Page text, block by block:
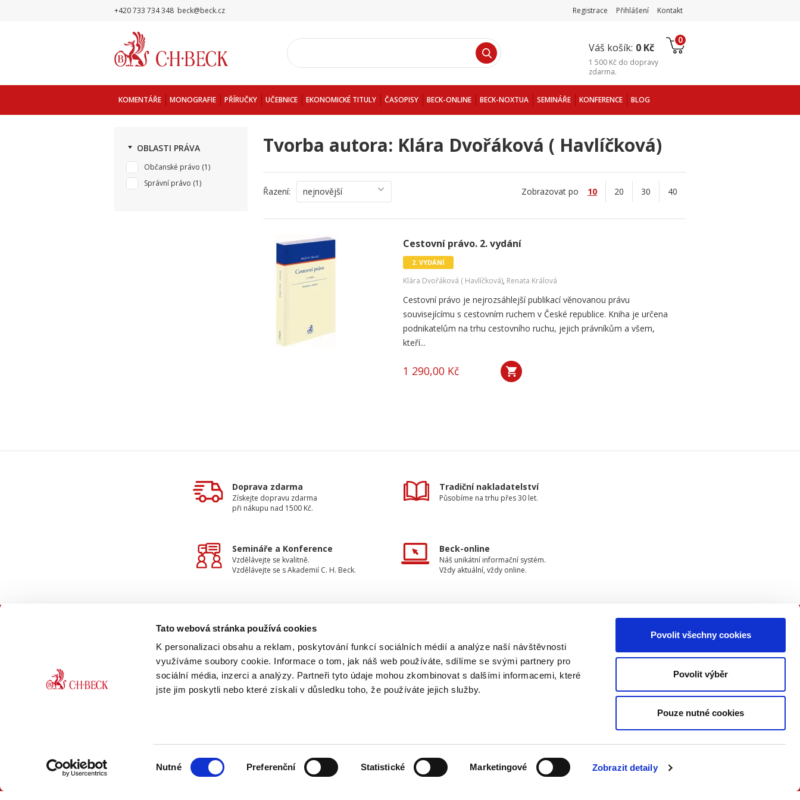
Tato webová stránka používá cookies
K personalizaci obsahu a reklam, poskytování funkcí sociálních médií a analýze naší návštěvnosti
využíváme soubory cookie. Informace o tom, jak náš web používáte, sdílíme se svými partnery pro
sociální média, inzerci a analýzy. Partneři tyto údaje mohou zkombinovat s dalšími informacemi, které
jste jim poskytli nebo které získali v důsledku toho, že používáte jejich služby.
Nutné Preferenční Statistické Marketingové Zobrazit detaily
Povolit všechny cookies
Povolit výběr
Pouze nutné cookies
+420 733 734 348 beck@beck.cz Registrace Přihlášení Kontakt
Váš košík: 0 Kč
0
1 500 Kč do dopravy
zdarma.
KOMENTÁŘE MONOGRAFIE PŘÍRUČKY UČEBNICE EKONOMICKÉ TITULY ČASOPISY BECK-ONLINE BECK-NOXTUA SEMINÁŘE KONFERENCE BLOG
OBLASTI PRÁVA
Občanské právo (1)
Správní právo (1)
Tvorba autora: Klára Dvořáková ( Havlíčková)
Řazení: nejnovější Zobrazovat po 10 20 30 40
Cestovní právo. 2. vydání
2. VYDÁNÍ
Klára Dvořáková ( Havlíčková), Renata Králová
Cestovní právo je nejrozsáhlejší publikací věnovanou právu
souvisejícímu s cestovním ruchem v České republice. Kniha je určena
podnikatelům na trhu cestovního ruchu, jejich právníkům a všem,
kteří...
1 290,00 Kč
Doprava zdarma
Získejte dopravu zdarma
při nákupu nad 1500 Kč.
Tradiční nakladatelství
Působíme na trhu přes 30 let.
Semináře a Konference
Vzdělávejte se kvalitně.
Vzdělávejte se s Akademií C. H. Beck.
Beck-online
Náš unikátní informační systém.
Vždy aktuální, vždy online.
KONTAKTUJTE NÁS
733 734 348
INFORMACE
O nakladatelství
Ochrana osobních údajů
Kontakty
PŘIPOJTE SE K NÁM
Buďte informovaní o našich
konferencích a akčních nabídkách
Přečtěte si, jak naše nakladatelství